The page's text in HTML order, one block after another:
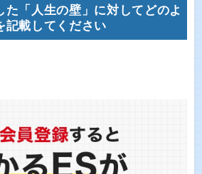
た「人生の壁」に対してどのよ
記載してください